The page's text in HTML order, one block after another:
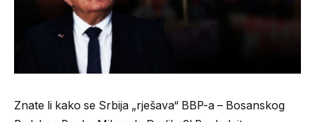
Znate li kako se Srbija „rješava“ BBP-a – Bosanskog